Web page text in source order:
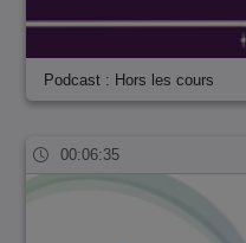
Podcast : Hors les cours
00:06:35